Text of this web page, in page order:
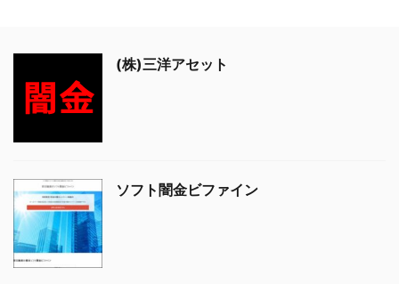
(株)三洋アセット
ソフト闇金ビファイン